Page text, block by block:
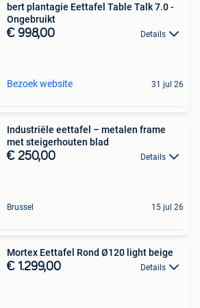
bert plantagie Eettafel Table Talk 7.0 -
Ongebruikt
€ 998,00 Details
Bezoek website 31 jul 26
Industriële eettafel – metalen frame
met steigerhouten blad
€ 250,00 Details
Brussel 15 jul 26
Mortex Eettafel Rond Ø120 light beige
€ 1.299,00 Details